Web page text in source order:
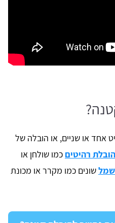
אחד או שניים, או הובלה של
הובלת רהיטים כמו שולחן או
שונים כמו מקרר או מכונת